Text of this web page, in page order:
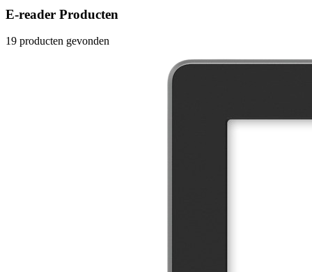
E-reader Producten
19 producten gevonden